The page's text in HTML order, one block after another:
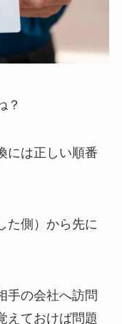
？
には正しい順番
た側）から先に
手の会社へ訪問
えておけば問題